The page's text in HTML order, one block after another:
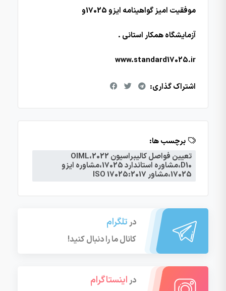
موفقیت امیز گواهینامه ایزو 17025و
آزمایشگاه همکار استانی .
www.standard17025.ir
اشتراک گذاری:
برچسب ها:
تعیین فواصل کالیبراسیون 2022،OIML
D10،مشاوره استاندارد 17025،مشاوره ایزو
17025،مشاور ISO 17025:2017
درتلگرام
کانال ما را دنبال کنید!
دراینستاگرام